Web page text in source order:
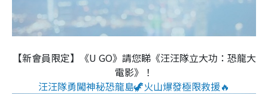
【新會員限定】《U GO》請您睇《汪汪隊立大功：恐龍大
電影》！
汪汪隊勇闖神秘恐龍島🦖火山爆發極限救援🔥